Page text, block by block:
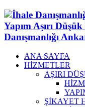
ANA SAYFA
HİZMETLER
AŞIRI
ŞİKAYET